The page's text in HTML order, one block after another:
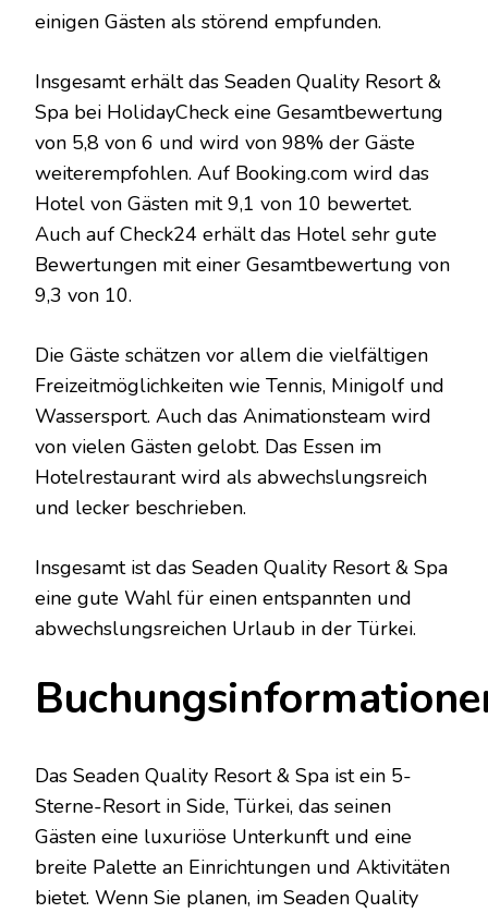
einigen Gästen als störend empfunden.
Insgesamt erhält das Seaden Quality Resort &
Spa bei HolidayCheck eine Gesamtbewertung
von 5,8 von 6 und wird von 98% der Gäste
weiterempfohlen. Auf Booking.com wird das
Hotel von Gästen mit 9,1 von 10 bewertet.
Auch auf Check24 erhält das Hotel sehr gute
Bewertungen mit einer Gesamtbewertung von
9,3 von 10.
Die Gäste schätzen vor allem die vielfältigen
Freizeitmöglichkeiten wie Tennis, Minigolf und
Wassersport. Auch das Animationsteam wird
von vielen Gästen gelobt. Das Essen im
Hotelrestaurant wird als abwechslungsreich
und lecker beschrieben.
Insgesamt ist das Seaden Quality Resort & Spa
eine gute Wahl für einen entspannten und
abwechslungsreichen Urlaub in der Türkei.
Das Seaden Quality Resort & Spa ist ein 5-
Sterne-Resort in Side, Türkei, das seinen
Gästen eine luxuriöse Unterkunft und eine
breite Palette an Einrichtungen und Aktivitäten
bietet. Wenn Sie planen, im Seaden Quality